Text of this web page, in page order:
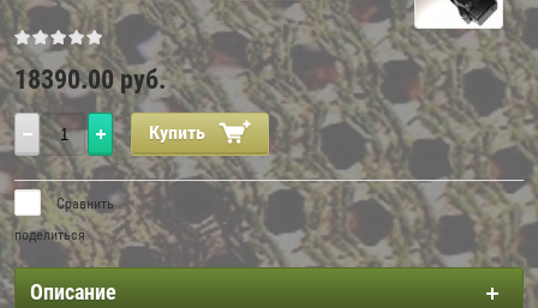
18390.00руб.
Купить
Сравнить
поделиться
Описание